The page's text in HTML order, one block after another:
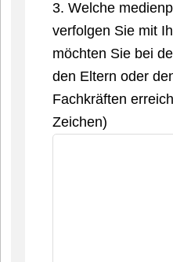
3. Welche
verfolgen Sie mit
möchten Sie bei
den Eltern oder
Fachkräften
Zeichen)